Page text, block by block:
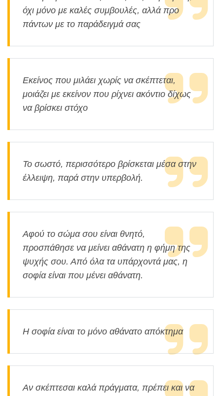
όχι μόνο με καλές συμβουλές, αλλά προ
πάντων με το παράδειγμά σας
Εκείνος που μιλάει χωρίς να σκέπτεται,
μοιάζει με εκείνον που ρίχνει ακόντιο δίχως
να βρίσκει στόχο
Το σωστό, περισσότερο βρίσκεται μέσα στην
έλλειψη, παρά στην υπερβολή.
Αφού το σώμα σου είναι θνητό,
προσπάθησε να μείνει αθάνατη η φήμη της
ψυχής σου. Από όλα τα υπάρχοντά μας, η
σοφία είναι που μένει αθάνατη.
Η σοφία είναι το μόνο αθάνατο απόκτημα
Αν σκέπτεσαι καλά πράγματα, πρέπει και να